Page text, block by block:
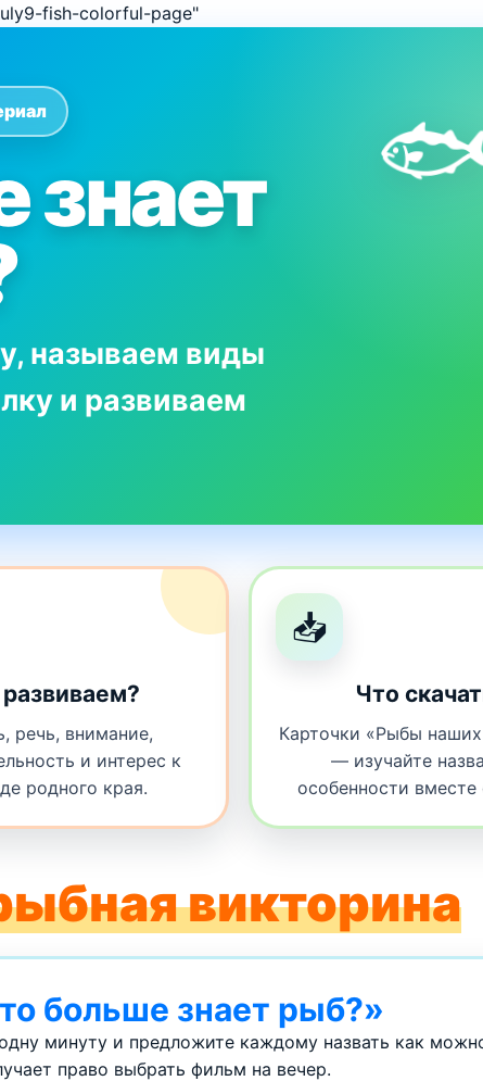
fish-colorful-page"
знает
называем виды
и развиваем
речь, внимание,
и интерес к
родного края.
📥
Что
Карточки «Рыбы
— изучайте
особенности вместе
викторина
больше знает рыб?»
минуту и предложите каждому назвать как
право выбрать фильм на вечер.